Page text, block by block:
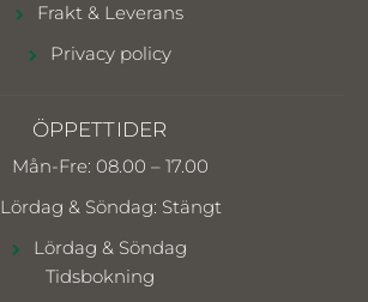
Frakt & Leverans
Privacy policy
ÖPPETTIDER
Mån-Fre: 08.00 – 17.00
Lördag & Söndag: Stängt
Lördag & Söndag
Tidsbokning